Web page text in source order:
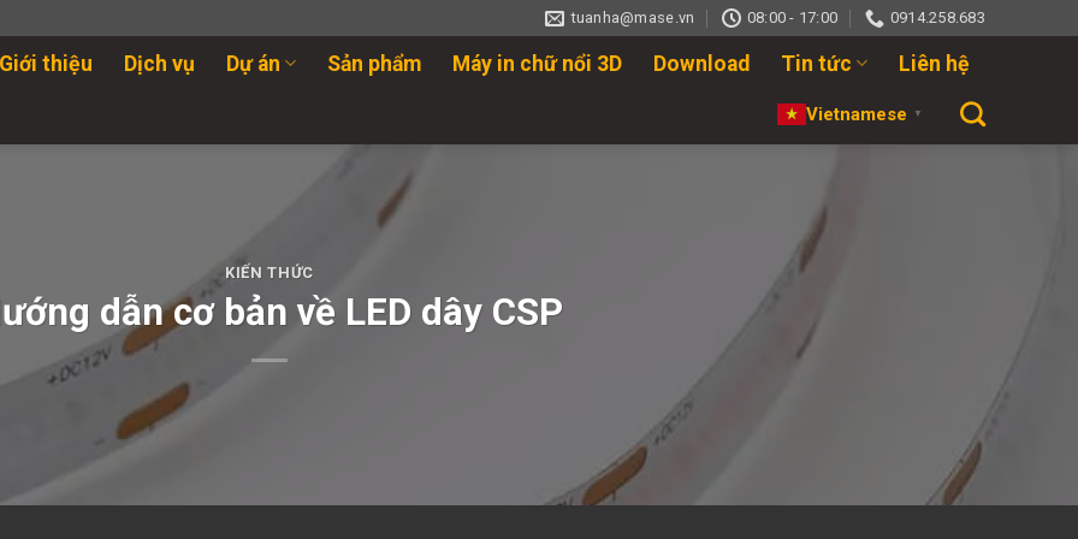
tuanha@mase.vn 08:00 - 17:00 0914.258.683
Giới thiệu Dịch vụ Dự án Sản phẩm Máy in chữ nổi 3D Download Tin tức Liên hệ
Vietnamese ▼
KIẾN THỨC
dẫn cơ bản về LED dây CSP